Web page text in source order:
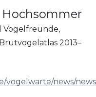
Vogelfreunde,
2013–
vogelwarte/news/